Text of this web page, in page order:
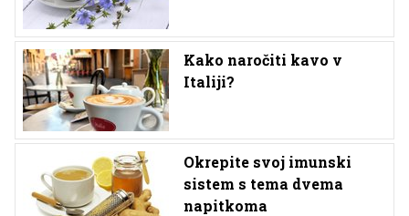
Kako naročiti kavo v
Italiji?
Okrepite svoj imunski
sistem s tema dvema
napitkoma